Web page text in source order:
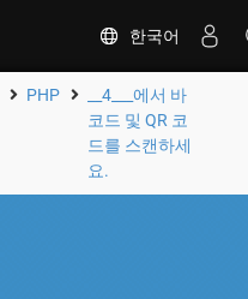
한국어
PHP
__4___에서 바
코드 및 QR 코
드를 스캔하세
요.